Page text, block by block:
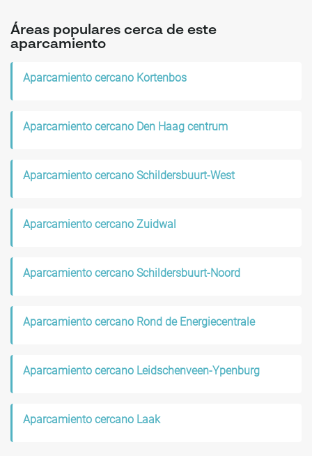
Áreas populares cerca de este
aparcamiento
Aparcamiento cercano Kortenbos
Aparcamiento cercano Den Haag centrum
Aparcamiento cercano Schildersbuurt-West
Aparcamiento cercano Zuidwal
Aparcamiento cercano Schildersbuurt-Noord
Aparcamiento cercano Rond de Energiecentrale
Aparcamiento cercano Leidschenveen-Ypenburg
Aparcamiento cercano Laak